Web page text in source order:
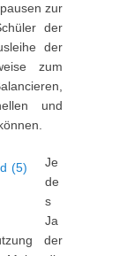
zur
der
der
zum
und
Je
de
s
Ja
der